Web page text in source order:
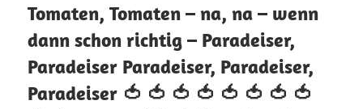
Tomaten, Tomaten – na, na – wenn
dann schon richtig – Paradeiser,
Paradeiser Paradeiser, Paradeiser,
Paradeiser 🍅 🍅 🍅 🍅 🍅 🍅 🍅 🍅